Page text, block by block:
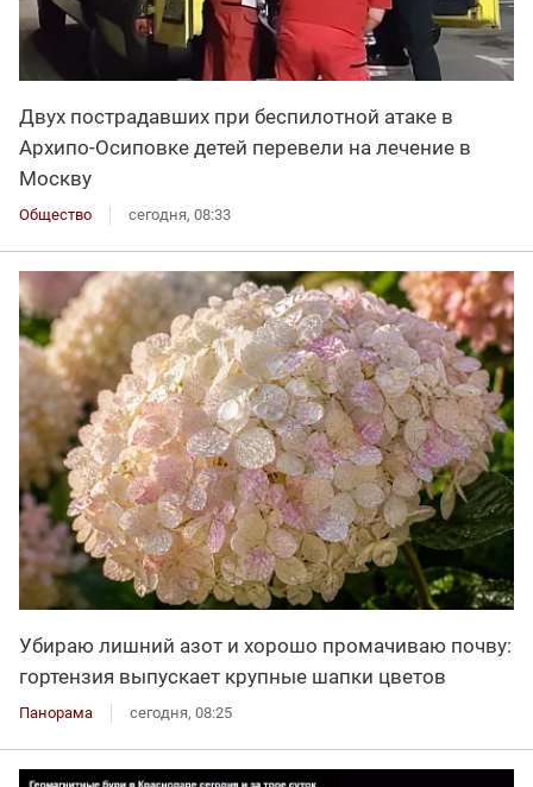
Двух пострадавших при беспилотной атаке в
Архипо-Осиповке детей перевели на лечение в
Москву
Общество сегодня, 08:33
Убираю лишний азот и хорошо промачиваю почву:
гортензия выпускает крупные шапки цветов
Панорама сегодня, 08:25